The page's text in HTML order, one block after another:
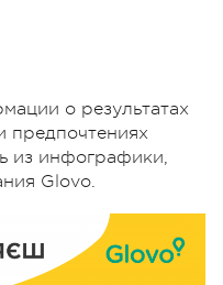
о результатах
предпочтениях
из инфографики,
Glovo.